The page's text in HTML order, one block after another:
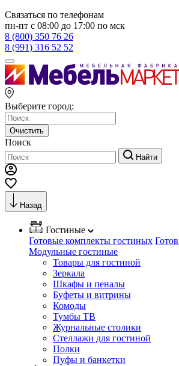
Связаться по телефонам
пн-пт с 08:00 до 17:00 по мск
8 (800) 350 76 26
8 (991) 316 52 52
Выберите город:
Очистить
Поиск
Найти
Назад
Гостиные
Готовые комплекты гостиных
Модульные гостиные
Товары для гостиной
Зеркала
Шкафы и пеналы
Буфеты и витрины
Комоды
Тумбы ТВ
Журнальные столики
Стеллажи для гостиной
Полки
Пуфы и банкетки